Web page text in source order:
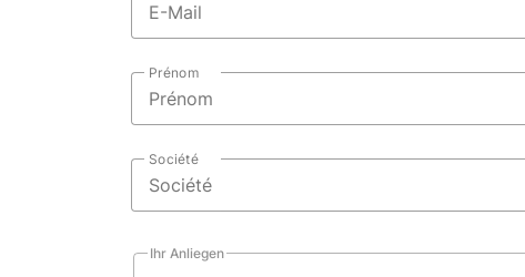
Prénom
Société
Ihr Anliegen